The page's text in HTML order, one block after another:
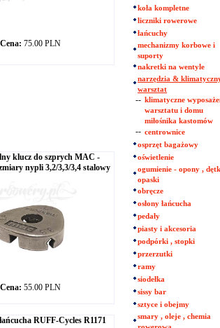
Cena: 75.00 PLN
klucz do szprych MAC -
nypli 3,2/3,3/3,4 stalowy
Cena: 55.00 PLN
RUFF-Cycles R1171
koła kompletne
liczniki rowerowe
łańcuchy
mechanizmy korbowe i
suporty
nakretki na wentyle
narzędzia &
warsztat
-- klimatyczne
warsztatu i domu
miłośnika kastomów
-- centrownice
osprzęt bagażowy
oświetlenie
ogumienie - opony ,
opaski
obręcze
osłony łańcucha
pedały
piasty i akcesoria
podpórki , stopki
przerzutki
ramy
siodełka
sissy bar
sztyce i obejmy
smary , oleje , chemia